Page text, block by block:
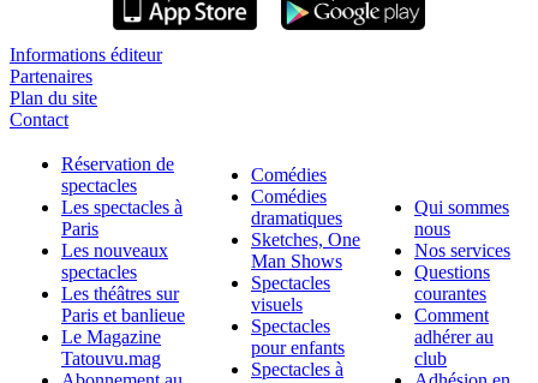
Informations éditeur
Partenaires
Plan du site
Contact
Réservation de
spectacles
Les spectacles à
Paris
Les nouveaux
spectacles
Les théâtres sur
Paris et banlieue
Le Magazine
Tatouvu.mag
Comédies
Comédies
dramatiques
Sketches, One
Man Shows
Spectacles
visuels
Spectacles
pour enfants
Spectacles à
Qui sommes
nous
Nos services
Questions
courantes
Comment
adhérer au
club